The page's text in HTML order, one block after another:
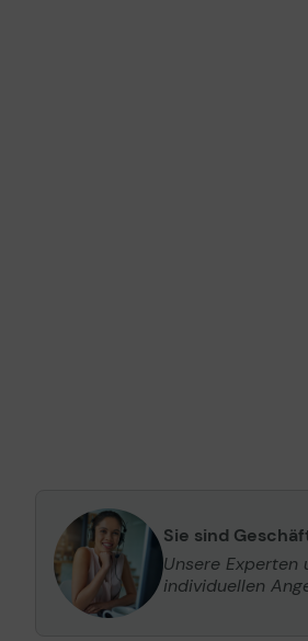
Sie sind
Unsere Experten
individuellen